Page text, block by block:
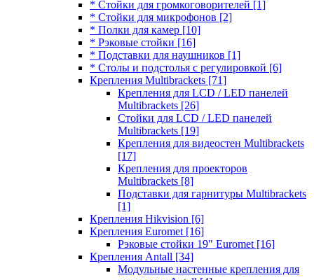
* Стойки для громкоговорителей [1]
* Стойки для микрофонов [2]
* Полки для камер [10]
* Рэковые стойки [16]
* Подставки для наушников [1]
* Столы и подстолья с регулировкой [6]
Крепления Multibrackets [71]
Крепления для LCD / LED панелей
Multibrackets [26]
Стойки для LCD / LED панелей
Multibrackets [19]
Крепления для видеостен Multibrackets
[17]
Крепления для проекторов
Multibrackets [8]
Подставки для гарнитуры Multibrackets
[1]
Крепления Hikvision [6]
Крепления Euromet [16]
Рэковые стойки 19" Euromet [16]
Крепления Antall [34]
Модульные настенные крепления для